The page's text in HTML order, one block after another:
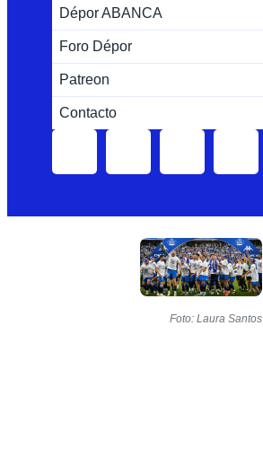
Dépor ABANCA
Foro Dépor
Patreon
Contacto
Foto: Laura Santos